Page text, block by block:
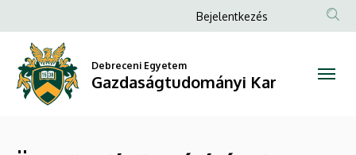
térítések
Gazdaságtudományi
Kar
a
tartalomra
Anonim
menüje
Bejelentkezés
Debreceni Egyetem
Gazdaságtudományi Kar